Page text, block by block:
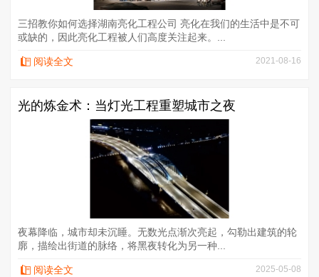
三招教你如何选择湖南亮化工程公司 亮化在我们的生活中是不可
或缺的，因此亮化工程被人们高度关注起来。...
阅读全文 2021-08-16
光的炼金术：当灯光工程重塑城市之夜
夜幕降临，城市却未沉睡。无数光点渐次亮起，勾勒出建筑的轮
廓，描绘出街道的脉络，将黑夜转化为另一种...
阅读全文 2025-05-08